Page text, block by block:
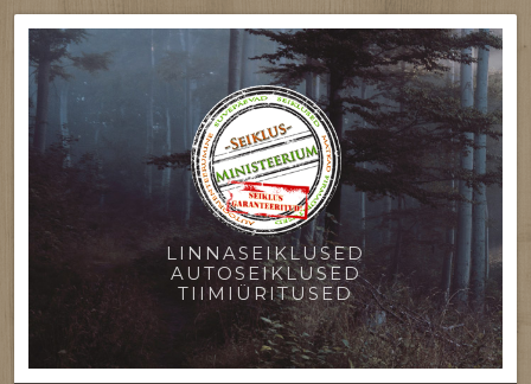
LINNASEIKLUSED
AUTOSEIKLUSED
TIIMIÜRITUSED